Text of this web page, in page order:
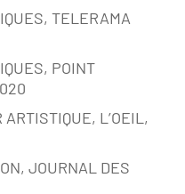
TELERAMA
POINT
L’OEIL,
JOURNAL DES